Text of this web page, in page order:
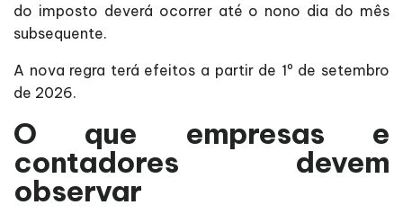
do imposto deverá ocorrer até o nono dia do mês
subsequente.
A nova regra terá efeitos a partir de 1º de setembro
de 2026.
O que empresas e
contadores devem
observar